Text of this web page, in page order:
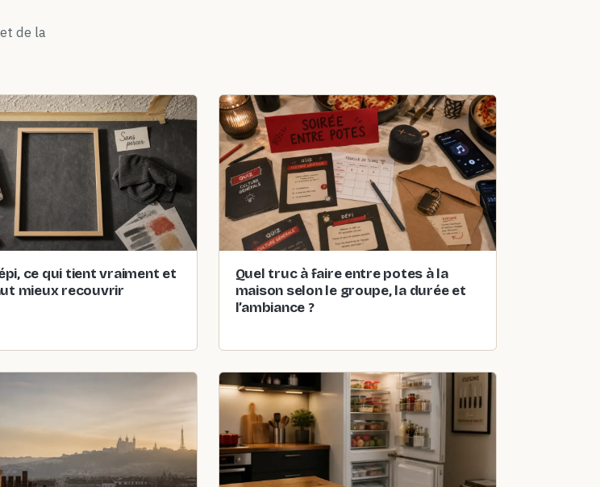
de la
ce qui tient vraiment et
mieux recouvrir
Quel truc à faire entre potes à la
maison selon le groupe, la durée et
l’ambiance ?